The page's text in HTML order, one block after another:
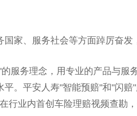
国家、服务社会等方面踔厉奋发
服务理念，用专业的产品与服
平。 平安人寿"智能预赔"和"闪赔
行业内首创车险理赔视频查勘，